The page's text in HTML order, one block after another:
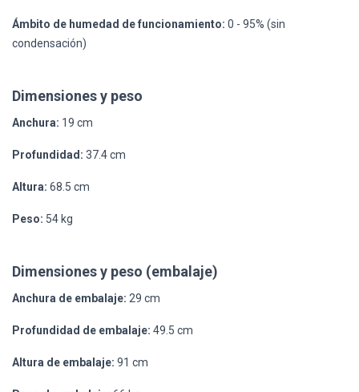
Ámbito de humedad de funcionamiento: 0 - 95% (sin
condensación)
Dimensiones y peso
Anchura: 19 cm
Profundidad: 37.4 cm
Altura: 68.5 cm
Peso: 54 kg
Dimensiones y peso (embalaje)
Anchura de embalaje: 29 cm
Profundidad de embalaje: 49.5 cm
Altura de embalaje: 91 cm